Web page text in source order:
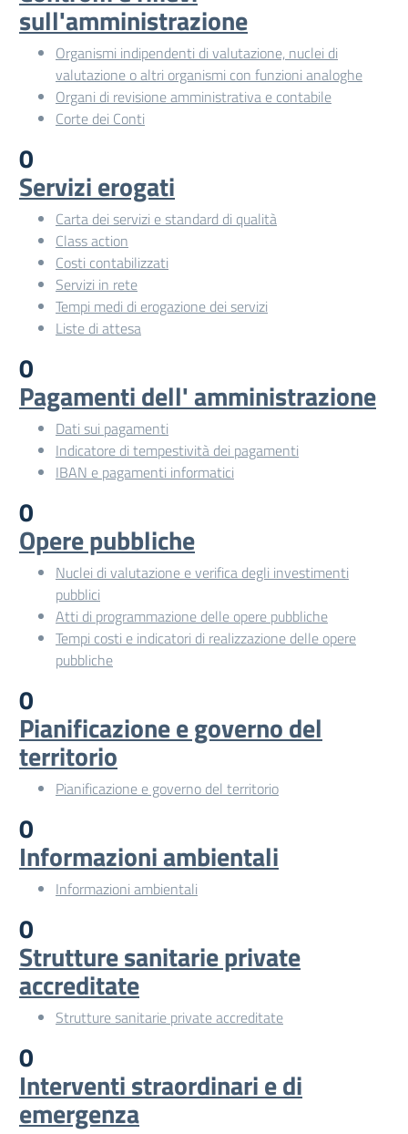
sull'amministrazione
Organismi indipendenti di valutazione, nuclei di
valutazione o altri organismi con funzioni analoghe
Organi di revisione amministrativa e contabile
Corte dei Conti
0
Servizi erogati
Carta dei servizi e standard di qualità
Class action
Costi contabilizzati
Servizi in rete
Tempi medi di erogazione dei servizi
Liste di attesa
0
Pagamenti dell' amministrazione
Dati sui pagamenti
Indicatore di tempestività dei pagamenti
IBAN e pagamenti informatici
0
Opere pubbliche
Nuclei di valutazione e verifica degli investimenti
pubblici
Atti di programmazione delle opere pubbliche
Tempi costi e indicatori di realizzazione delle opere
pubbliche
0
Pianificazione e governo del
territorio
Pianificazione e governo del territorio
0
Informazioni ambientali
Informazioni ambientali
0
Strutture sanitarie private
accreditate
Strutture sanitarie private accreditate
0
Interventi straordinari e di
emergenza